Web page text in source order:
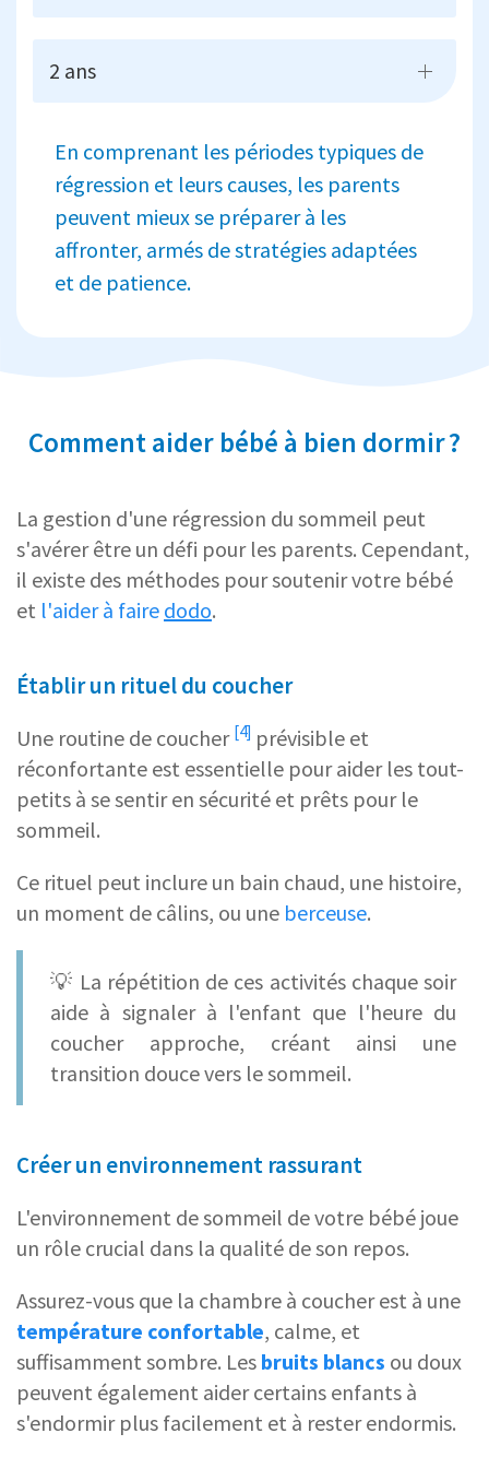
2 ans
En comprenant les périodes typiques de
régression et leurs causes, les parents
peuvent mieux se préparer à les
affronter, armés de stratégies adaptées
et de patience.
Comment aider bébé à bien dormir ?
La gestion d'une régression du sommeil peut
s'avérer être un défi pour les parents. Cependant,
il existe des méthodes pour soutenir votre bébé
et l'aider à faire dodo.
Établir un rituel du coucher
Une routine de coucher [4] prévisible et
réconfortante est essentielle pour aider les tout-
petits à se sentir en sécurité et prêts pour le
sommeil.
Ce rituel peut inclure un bain chaud, une histoire,
un moment de câlins, ou une berceuse.
💡 La répétition de ces activités chaque soir
aide à signaler à l'enfant que l'heure du
coucher approche, créant ainsi une
transition douce vers le sommeil.
Créer un environnement rassurant
L'environnement de sommeil de votre bébé joue
un rôle crucial dans la qualité de son repos.
Assurez-vous que la chambre à coucher est à une
température confortable, calme, et
suffisamment sombre. Les bruits blancs ou doux
peuvent également aider certains enfants à
s'endormir plus facilement et à rester endormis.